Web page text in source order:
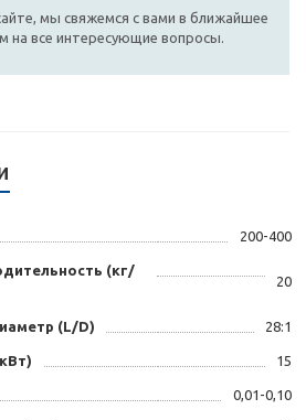
мы свяжемся с вами в ближайшее
на все интересующие вопросы.
200-400
(кг/
20
(L/D) 28:1
15
0,01-0,10